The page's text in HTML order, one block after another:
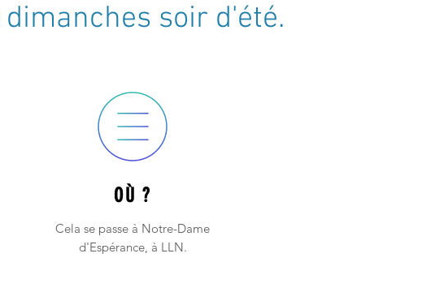
soir d'été.
OÙ ?
Cela se passe à Notre-Dame
d'Espérance, à LLN.